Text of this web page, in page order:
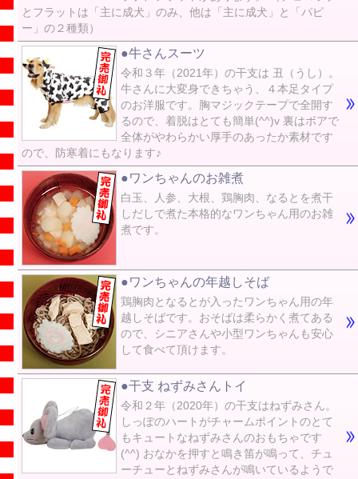
とフラットは「主に成犬」のみ、他は「主に成犬」と「パピ
ー」の２種類）
●牛さんスーツ
令和３年（2021年）の干支は 丑（うし）。
牛さんに大変身できちゃう、４本足タイプ
のお洋服です。胸マジックテープで全開す
るので、着脱はとても簡単(^^)v 裏はボアで
全体がやわらかい厚手のあったか素材です
ので、防寒着にもなります♪
●ワンちゃんのお雑煮
白玉、人参、大根、鶏胸肉、なるとを煮干
しだしで煮た本格的なワンちゃん用のお雑
煮です。
●ワンちゃんの年越しそば
鶏胸肉となるとが入ったワンちゃん用の年
越しそばです。おそばは柔らかく煮てある
ので、シニアさんや小型ワンちゃんも安心
して食べて頂けます。
●干支 ねずみさんトイ
令和２年（2020年）の干支はねずみさん。
しっぽのハートがチャームポイントのとて
もキュートなねずみさんのおもちゃです
(^^) おなかを押すと鳴き笛が鳴って、チュ
ーチューとねずみさんが鳴いているようで